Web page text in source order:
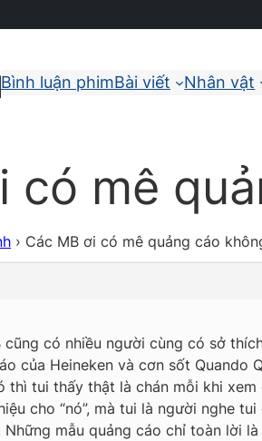
Bình luận phimBài viết Nhân vật
có mê
› Các MB ơi có mê quảng cáo
cũng có nhiều người cùng có sở
của Heineken và cơn sốt Quando
thì tui thấy thật là chán mỗi khi
cho “nó”, mà tui là người nghe
Những mẫu quảng cáo chỉ toàn lời